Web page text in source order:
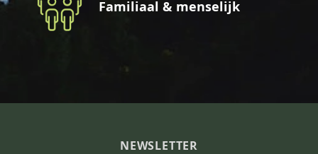
Familiaal & menselijk
NEWSLETTER